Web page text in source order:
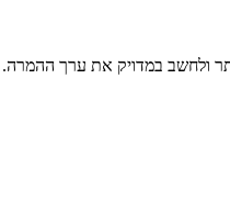
ולחשב במדויק את ערך ההמרה.